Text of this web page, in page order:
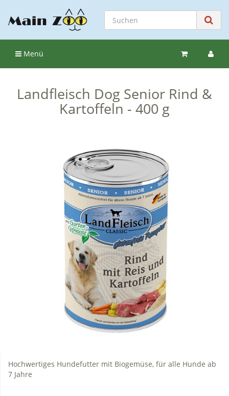
Menü
Landfleisch Dog Senior Rind &
Kartoffeln - 400 g
Hochwertiges Hundefutter mit Biogemüse, für alle Hunde ab
7 Jahre